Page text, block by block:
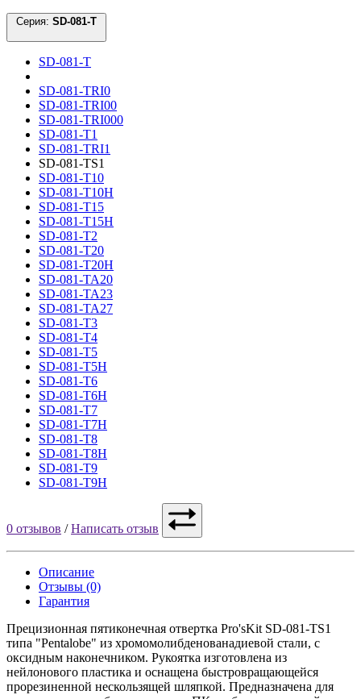
Серия:
SD-081-T
SD-081-TRI0
SD-081-TRI00
SD-081-TRI000
SD-081-T1
SD-081-TRI1
SD-081-TS1
SD-081-T10
SD-081-T10H
SD-081-T15
SD-081-T15H
SD-081-T2
SD-081-T20
SD-081-T20H
SD-081-TA20
SD-081-TA23
SD-081-TA27
SD-081-T3
SD-081-T4
SD-081-T5
SD-081-T5H
SD-081-T6
SD-081-T6H
SD-081-T7
SD-081-T7H
SD-081-T8
SD-081-T8H
SD-081-T9
SD-081-T9H
0 отзывов /Написать отзыв
Описание
Отзывы (0)
Гарантия
Прецизионная пятиконечная отвертка Pro'sKit SD-081-TS1
типа "Pentalobe" из хромомолибденованадиевой стали, с
оксидным наконечником. Рукоятка изготовлена из
нейлонового пластика и оснащена быстровращающейся
прорезиненной нескользящей шляпкой. Предназначена для